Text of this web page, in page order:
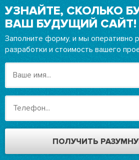
УЗНАЙТЕ, СКОЛЬКО
ВАШ БУДУЩИЙ САЙТ!
Заполните форму, и мы оперативно
разработки и стоимость вашего